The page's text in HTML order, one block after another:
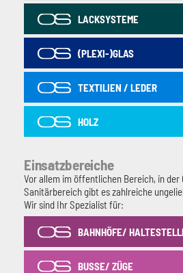
LACKSYSTEME
(PLEXI-)GLAS
TEXTILIEN / LEDER
HOLZ
Einsatzbereiche
Vor allem im öffentlichen Bereich, in der
Sanitärbereich gibt es zahlreiche
Wir sind Ihr Spezialist für:
BAHNHÖFE/
BUSSE/ ZÜGE